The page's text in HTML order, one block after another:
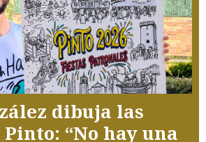
dibuja las
“No hay una